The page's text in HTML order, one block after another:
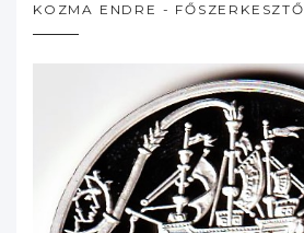
KOZMA ENDRE - FŐSZERKESZTŐ